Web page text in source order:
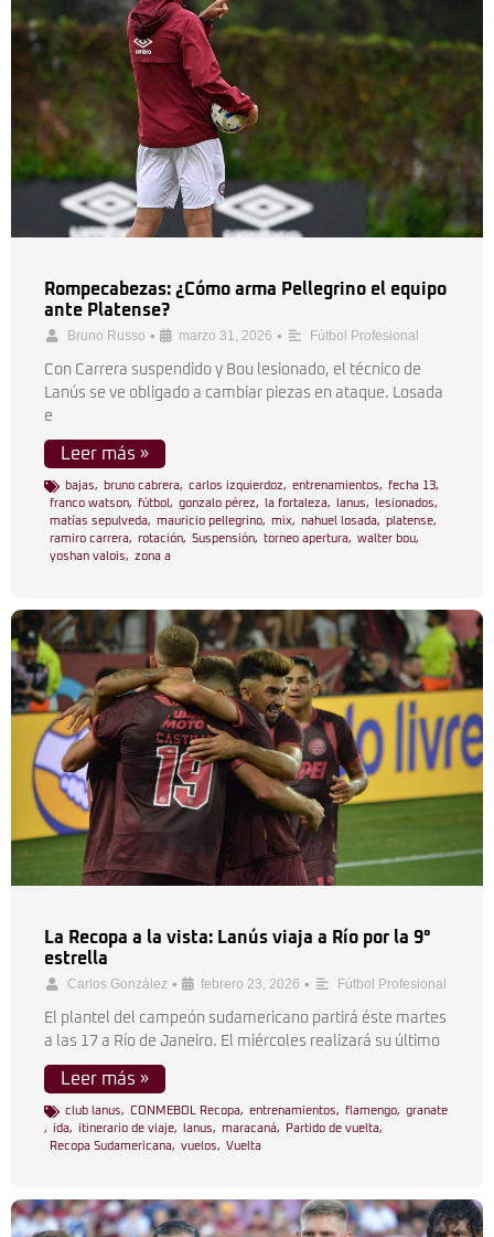
Rompecabezas: ¿Cómo arma Pellegrino el equipo
ante Platense?
Bruno Russo • marzo 31, 2026 • Fútbol Profesional
Con Carrera suspendido y Bou lesionado, el técnico de
Lanús se ve obligado a cambiar piezas en ataque. Losada
e
Leer más »
bajas, bruno cabrera, carlos izquierdoz, entrenamientos, fecha 13,
franco watson, fútbol , gonzalo pérez, la fortaleza, lanus, lesionados,
matías sepulveda, mauricio pellegrino, mix, nahuel losada, platense,
ramiro carrera, rotación, Suspensión, torneo apertura, walter bou,
yoshan valois, zona a
La Recopa a la vista: Lanús viaja a Río por la 9°
estrella
Carlos González • febrero 23, 2026 • Fútbol Profesional
El plantel del campeón sudamericano partirá éste martes
a las 17 a Río de Janeiro. El miércoles realizará su último
Leer más »
club lanus, CONMEBOL Recopa, entrenamientos, flamengo, granate
, ida, itinerario de viaje, lanus, maracaná, Partido de vuelta,
Recopa Sudamericana, vuelos, Vuelta